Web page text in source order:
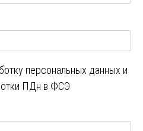
персональных данных и
ПДн в ФСЭ